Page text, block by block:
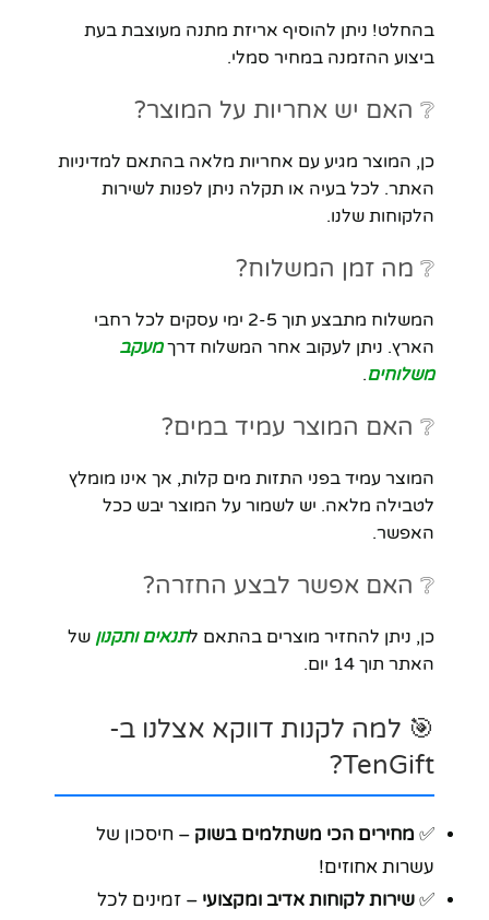
בהחלט! ניתן להוסיף אריזת מתנה מעוצבת בעת
ביצוע ההזמנה במחיר סמלי.
❔ האם יש אחריות על המוצר?
כן, המוצר מגיע עם אחריות מלאה בהתאם למדיניות
האתר. לכל בעיה או תקלה ניתן לפנות לשירות
הלקוחות שלנו.
❔ מה זמן המשלוח?
המשלוח מתבצע תוך 2-5 ימי עסקים לכל רחבי
הארץ. ניתן לעקוב אחר המשלוח דרךמעקב
משלוחים.
❔ האם המוצר עמיד במים?
המוצר עמיד בפני התזות מים קלות, אך אינו מומלץ
לטבילה מלאה. יש לשמור על המוצר יבש ככל
האפשר.
❔ האם אפשר לבצע החזרה?
כן, ניתן להחזיר מוצרים בהתאם לתנאים ותקנון של
האתר תוך 14 יום.
🎯 למה לקנות דווקא אצלנו ב-
TenGift?
✅ מחירים הכי משתלמים בשוק – חיסכון של
עשרות אחוזים!
✅ שירות לקוחות אדיב ומקצועי – זמינים לכל